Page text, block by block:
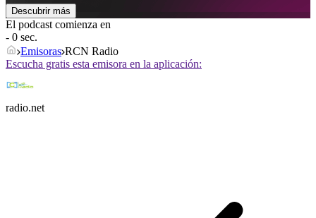
Descubrir más
El podcast comienza en
- 0 sec.
Emisoras RCN Radio
Escucha gratis esta emisora en la aplicación:
radio.net